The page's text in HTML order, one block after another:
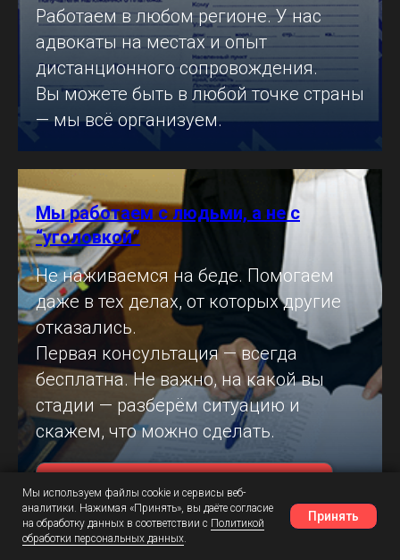
Работаем в любом регионе. У нас
адвокаты на местах и опыт
дистанционного сопровождения.
Вы можете быть в любой точке страны
— мы всё организуем.
Мы работаем с людьми, а не с
“уголовкой”
Не наживаемся на беде. Помогаем
даже в тех делах, от которых другие
отказались.
Первая консультация — всегда
бесплатна. Не важно, на какой вы
стадии — разберём ситуацию и
скажем, что можно сделать.
ПОЛУЧИТЬ КОНСУЛЬТАЦИЮ БЕСПЛАТНО
Мы используем файлы cookie и сервисы веб-
аналитики. Нажимая «Принять», вы даёте согласие
на обработку данных в соответствии с Политикой
обработки персональных данных.
Принять
Наш Telegram Шансы